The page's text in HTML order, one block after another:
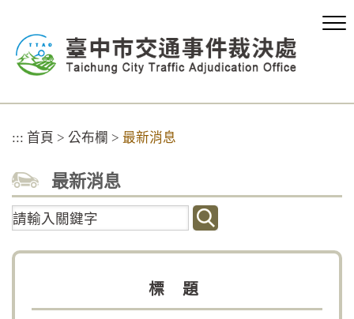
::: 首頁 > 公布欄 > 最新消息
最新消息
關
鍵
字
標 題